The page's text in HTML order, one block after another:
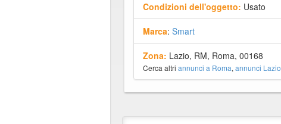
Condizioni dell'oggetto: Usato
Marca: Smart
Zona: Lazio, RM, Roma, 00168
Cerca altri annunci a Roma, annunci Lazio